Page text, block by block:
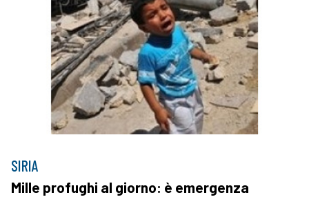
SIRIA
Mille profughi al giorno: è emergenza